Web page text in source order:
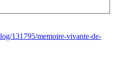
131795/memoire-vivante-de-